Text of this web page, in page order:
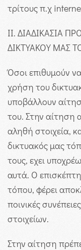
τρίτους π.χ
II. ΔΙΑΔΙΚΑΣΙΑ
ΔΙΚΤΥΑΚΟΥ ΜΑΣ
Όσοι επιθυμούν
χρήση του
υποβάλλουν
του. Στην αίτηση
αληθή στοιχεία,
δικτυακός μας
τους, εχει
αυτά. Ο
τόπου, φέρει
ποινικές
στοιχείων.
Στην αίτηση